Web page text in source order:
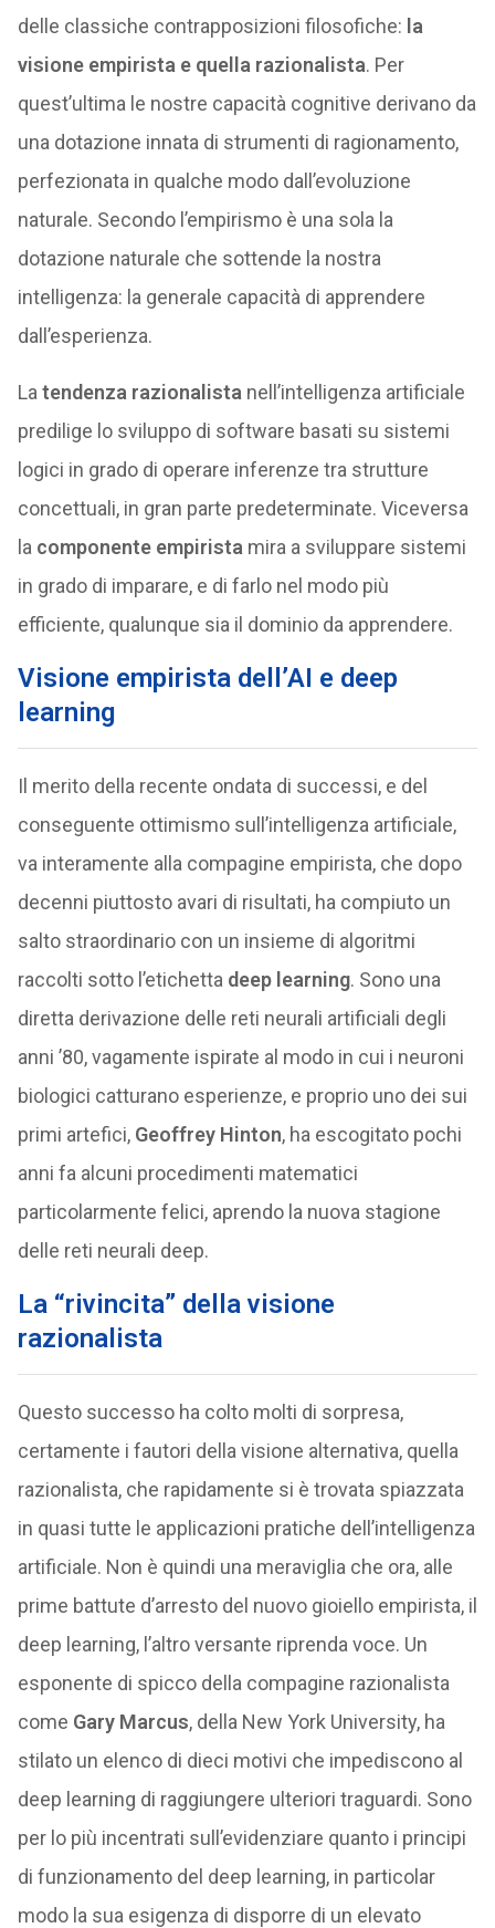
delle classiche contrapposizioni filosofiche: la
visione empirista e quella razionalista. Per
quest’ultima le nostre capacità cognitive derivano da
una dotazione innata di strumenti di ragionamento,
perfezionata in qualche modo dall’evoluzione
naturale. Secondo l’empirismo è una sola la
dotazione naturale che sottende la nostra
intelligenza: la generale capacità di apprendere
dall’esperienza.
La tendenza razionalista nell’intelligenza artificiale
predilige lo sviluppo di software basati su sistemi
logici in grado di operare inferenze tra strutture
concettuali, in gran parte predeterminate. Viceversa
la componente empirista mira a sviluppare sistemi
in grado di imparare, e di farlo nel modo più
efficiente, qualunque sia il dominio da apprendere.
Visione empirista dell’AI e deep
learning
Il merito della recente ondata di successi, e del
conseguente ottimismo sull’intelligenza artificiale,
va interamente alla compagine empirista, che dopo
decenni piuttosto avari di risultati, ha compiuto un
salto straordinario con un insieme di algoritmi
raccolti sotto l’etichetta deep learning. Sono una
diretta derivazione delle reti neurali artificiali degli
anni ’80, vagamente ispirate al modo in cui i neuroni
biologici catturano esperienze, e proprio uno dei sui
primi artefici, Geoffrey Hinton, ha escogitato pochi
anni fa alcuni procedimenti matematici
particolarmente felici, aprendo la nuova stagione
delle reti neurali deep.
La “rivincita” della visione
razionalista
Questo successo ha colto molti di sorpresa,
certamente i fautori della visione alternativa, quella
razionalista, che rapidamente si è trovata spiazzata
in quasi tutte le applicazioni pratiche dell’intelligenza
artificiale. Non è quindi una meraviglia che ora, alle
prime battute d’arresto del nuovo gioiello empirista, il
deep learning, l’altro versante riprenda voce. Un
esponente di spicco della compagine razionalista
come Gary Marcus, della New York University, ha
stilato un elenco di dieci motivi che impediscono al
deep learning di raggiungere ulteriori traguardi. Sono
per lo più incentrati sull’evidenziare quanto i principi
di funzionamento del deep learning, in particolar
modo la sua esigenza di disporre di un elevato